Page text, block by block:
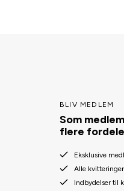
BLIV MEDLEM
Som
flere
Eksklusive
Alle
Indbydelser til